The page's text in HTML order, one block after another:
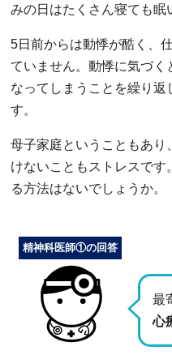
みの日はたくさん寝ても眠
5日前からは動悸が酷く、
ていません。動悸に気づく
なってしまうことを繰り返
す。
母子家庭ということもあり
けないこともストレスです
る方法はないでしょうか。
最
心
精神科医師①の回答